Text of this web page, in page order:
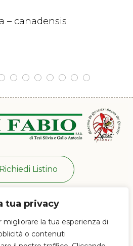
tua privacy
la tua esperienza di
o contenuti
– canadensis
Richiedi Listino
+39 0573 38 20 77
D - 51030 Pistoia (PT)
/ 12:00 - 13:30 / 17:00